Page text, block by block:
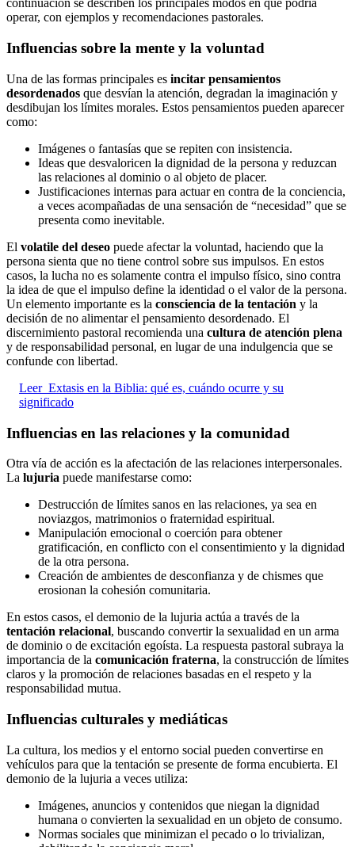
continuación se describen los principales modos en que podría
operar, con ejemplos y recomendaciones pastorales.
Influencias sobre la mente y la voluntad
Una de las formas principales es incitar pensamientos
desordenados que desvían la atención, degradan la imaginación y
desdibujan los límites morales. Estos pensamientos pueden aparecer
como:
Imágenes o fantasías que se repiten con insistencia.
Ideas que desvaloricen la dignidad de la persona y reduzcan
las relaciones al dominio o al objeto de placer.
Justificaciones internas para actuar en contra de la conciencia,
a veces acompañadas de una sensación de “necesidad” que se
presenta como inevitable.
El volatile del deseo puede afectar la voluntad, haciendo que la
persona sienta que no tiene control sobre sus impulsos. En estos
casos, la lucha no es solamente contra el impulso físico, sino contra
la idea de que el impulso define la identidad o el valor de la persona.
Un elemento importante es la consciencia de la tentación y la
decisión de no alimentar el pensamiento desordenado. El
discernimiento pastoral recomienda una cultura de atención plena
y de responsabilidad personal, en lugar de una indulgencia que se
confunde con libertad.
Leer Extasis en la Biblia: qué es, cuándo ocurre y su
significado
Influencias en las relaciones y la comunidad
Otra vía de acción es la afectación de las relaciones interpersonales.
La lujuria puede manifestarse como:
Destrucción de límites sanos en las relaciones, ya sea en
noviazgos, matrimonios o fraternidad espiritual.
Manipulación emocional o coerción para obtener
gratificación, en conflicto con el consentimiento y la dignidad
de la otra persona.
Creación de ambientes de desconfianza y de chismes que
erosionan la cohesión comunitaria.
En estos casos, el demonio de la lujuria actúa a través de la
tentación relacional, buscando convertir la sexualidad en un arma
de dominio o de excitación egoísta. La respuesta pastoral subraya la
importancia de la comunicación fraterna, la construcción de límites
claros y la promoción de relaciones basadas en el respeto y la
responsabilidad mutua.
Influencias culturales y mediáticas
La cultura, los medios y el entorno social pueden convertirse en
vehículos para que la tentación se presente de forma encubierta. El
demonio de la lujuria a veces utiliza:
Imágenes, anuncios y contenidos que niegan la dignidad
humana o convierten la sexualidad en un objeto de consumo.
Normas sociales que minimizan el pecado o lo trivializan,